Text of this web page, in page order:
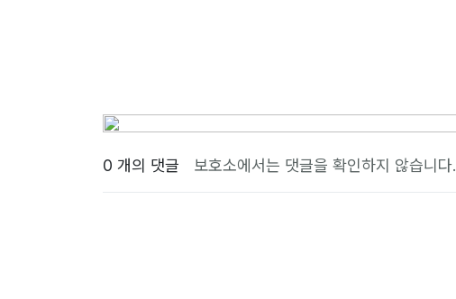
0 개의 댓글 보호소에서는 댓글을 확인하지 않습니다.